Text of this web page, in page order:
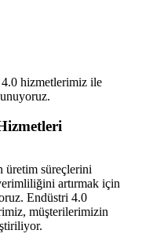
hizmetlerimiz ile
üretim süreçlerini
artırmak için
Endüstri 4.0
müşterilerimizin